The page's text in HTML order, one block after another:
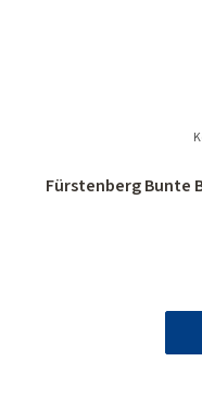
Fürstenberg Bunte